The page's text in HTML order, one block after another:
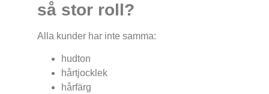
så stor roll?
Alla kunder har inte samma:
hudton
hårtjocklek
hårfärg